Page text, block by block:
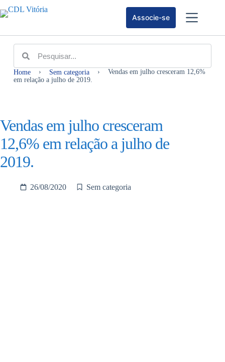
Associe-se
Home › Sem categoria ›
Vendas em julho cresceram 12,6%
em relação a julho de 2019.
Vendas em julho cresceram
12,6% em relação a julho de
2019.
26/08/2020 Sem categoria